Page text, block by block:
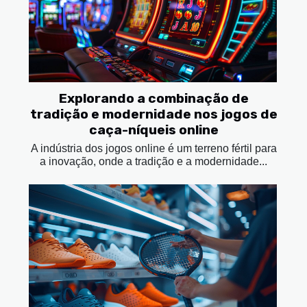
Explorando a combinação de
tradição e modernidade nos jogos de
caça-níqueis online
A indústria dos jogos online é um terreno fértil para
a inovação, onde a tradição e a modernidade...